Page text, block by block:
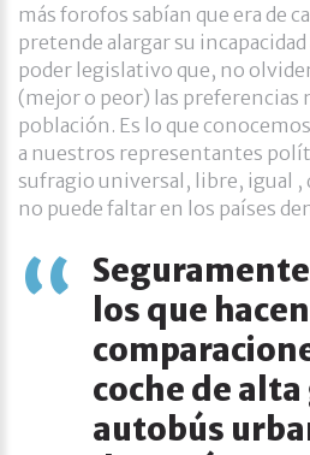
más forofos sabían que era de
pretende alargar su
poder legislativo que, no
(mejor o peor) las preferencias
población. Es lo que
a nuestros representantes
sufragio universal, libre, igual ,
no puede faltar en los países
los que hacen
coche de alta
autobús